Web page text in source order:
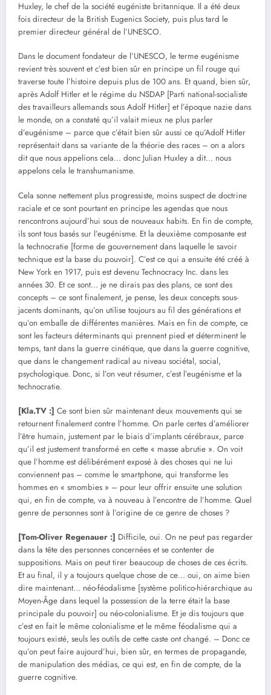
Huxley, le chef de la société eugéniste britannique. Il a été deux
fois directeur de la British Eugenics Society, puis plus tard le
premier directeur général de l’UNESCO.
Dans le document fondateur de l’UNESCO, le terme eugénisme
revient très souvent et c’est bien sûr en principe un fil rouge qui
traverse toute l’histoire depuis plus de 100 ans. Et quand, bien sûr,
après Adolf Hitler et le régime du NSDAP [Parti national-socialiste
des travailleurs allemands sous Adolf Hitler] et l’époque nazie dans
le monde, on a constaté qu’il valait mieux ne plus parler
d’eugénisme – parce que c’était bien sûr aussi ce qu’Adolf Hitler
représentait dans sa variante de la théorie des races – on a alors
dit que nous appelions cela… donc Julian Huxley a dit… nous
appelons cela le transhumanisme.
Cela sonne nettement plus progressiste, moins suspect de doctrine
raciale et ce sont pourtant en principe les agendas que nous
rencontrons aujourd’hui sous de nouveaux habits. En fin de compte,
ils sont tous basés sur l’eugénisme. Et la deuxième composante est
la technocratie [forme de gouvernement dans laquelle le savoir
technique est la base du pouvoir]. C’est ce qui a ensuite été créé à
New York en 1917, puis est devenu Technocracy Inc. dans les
années 30. Et ce sont… je ne dirais pas des plans, ce sont des
concepts – ce sont finalement, je pense, les deux concepts sous-
jacents dominants, qu’on utilise toujours au fil des générations et
qu’on emballe de différentes manières. Mais en fin de compte, ce
sont les facteurs déterminants qui prennent pied et déterminent le
temps, tant dans la guerre cinétique, que dans la guerre cognitive,
que dans le changement radical au niveau sociétal, social,
psychologique. Donc, si l’on veut résumer, c’est l’eugénisme et la
technocratie.
[Kla.TV :] Ce sont bien sûr maintenant deux mouvements qui se
retournent finalement contre l’homme. On parle certes d’améliorer
l’être humain, justement par le biais d’implants cérébraux, parce
qu’il est justement transformé en cette « masse abrutie ». On voit
que l’homme est délibérément exposé à des choses qui ne lui
conviennent pas – comme le smartphone, qui transforme les
hommes en « smombies » – pour leur offrir ensuite une solution
qui, en fin de compte, va à nouveau à l’encontre de l’homme. Quel
genre de personnes sont à l’origine de ce genre de choses ?
[Tom-Oliver Regenauer :] Difficile, oui. On ne peut pas regarder
dans la tête des personnes concernées et se contenter de
suppositions. Mais on peut tirer beaucoup de choses de ces écrits.
Et au final, il y a toujours quelque chose de ce… oui, on aime bien
dire maintenant… néo-féodalisme [système politico-hiérarchique au
Moyen-Âge dans lequel la possession de la terre était la base
principale du pouvoir] ou néo-colonialisme. Et je dis toujours que
c’est en fait le même colonialisme et le même féodalisme qui a
toujours existé, seuls les outils de cette caste ont changé. – Donc ce
qu’on peut faire aujourd’hui, bien sûr, en termes de propagande,
de manipulation des médias, ce qui est, en fin de compte, de la
guerre cognitive.